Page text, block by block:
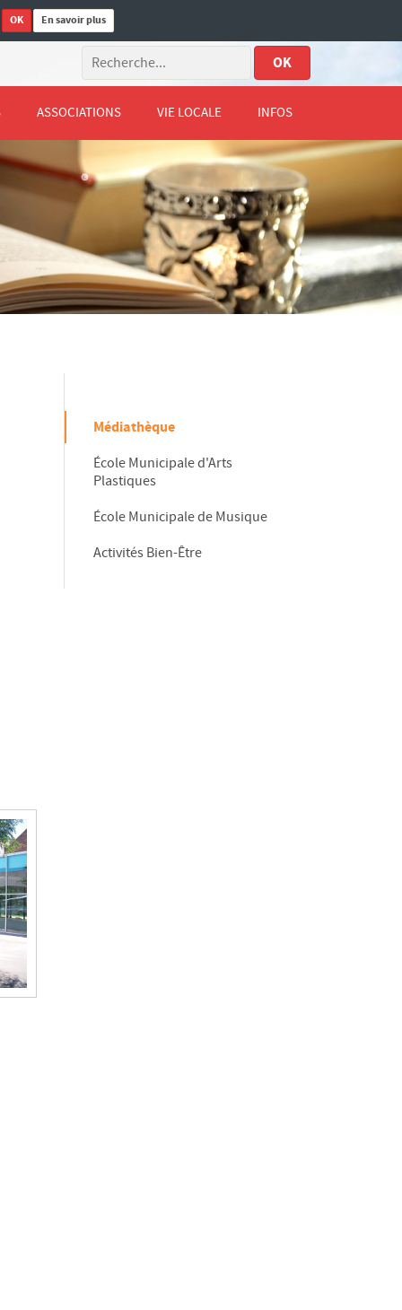
OK En savoir plus
OK
ASSOCIATIONS VIE LOCALE INFOS
Médiathèque
École Municipale d'Arts
Plastiques
École Municipale de Musique
Activités Bien-Être